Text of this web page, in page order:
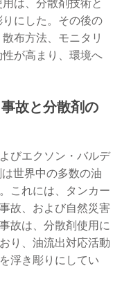
は、分散剤技術と
にした。その後の
布方法、モニタリ
が高まり、環境へ
故と分散剤の
びエクソン・バルデ
世界中の多数の油
これには、タンカー
故、および自然災害
故は、分散剤使用に
り、油流出対応活動
浮き彫りにしてい